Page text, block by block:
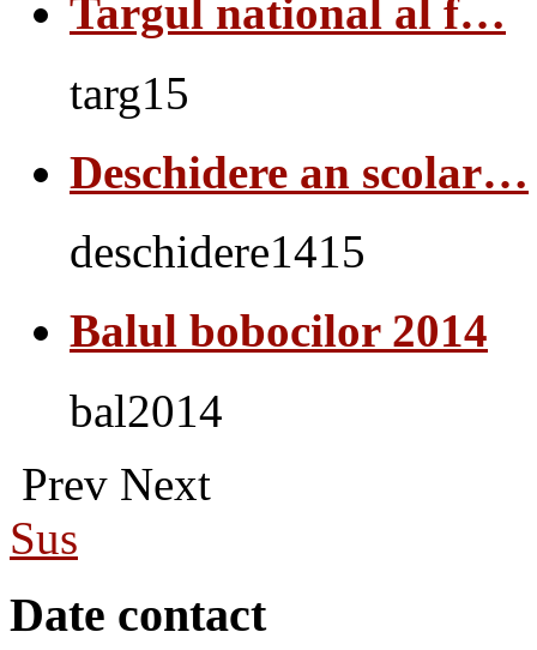
Targul national al f…
targ15
Deschidere an scolar…
deschidere1415
Balul bobocilor 2014
bal2014
Prev Next
Sus
Date contact